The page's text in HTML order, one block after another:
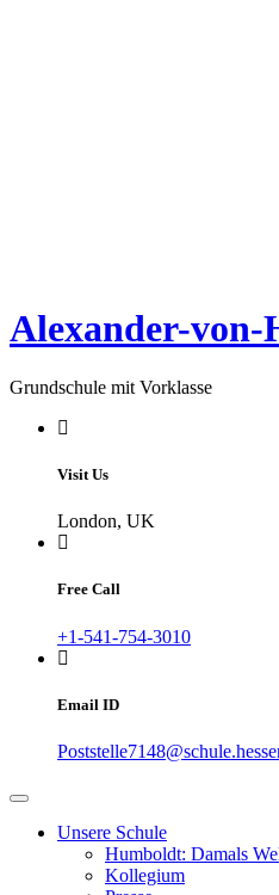
Alexander-von-
Grundschule mit Vorklasse
Visit Us
London, UK
Free Call
+1-541-754-3010
Email ID
Unsere Schule
Humboldt: Damals
Kollegium